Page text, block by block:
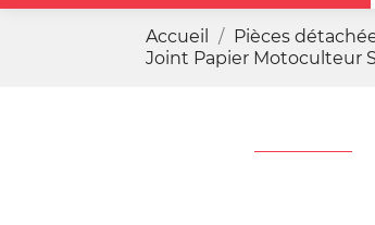
Accueil Pièces
Joint Papier Motoculteur